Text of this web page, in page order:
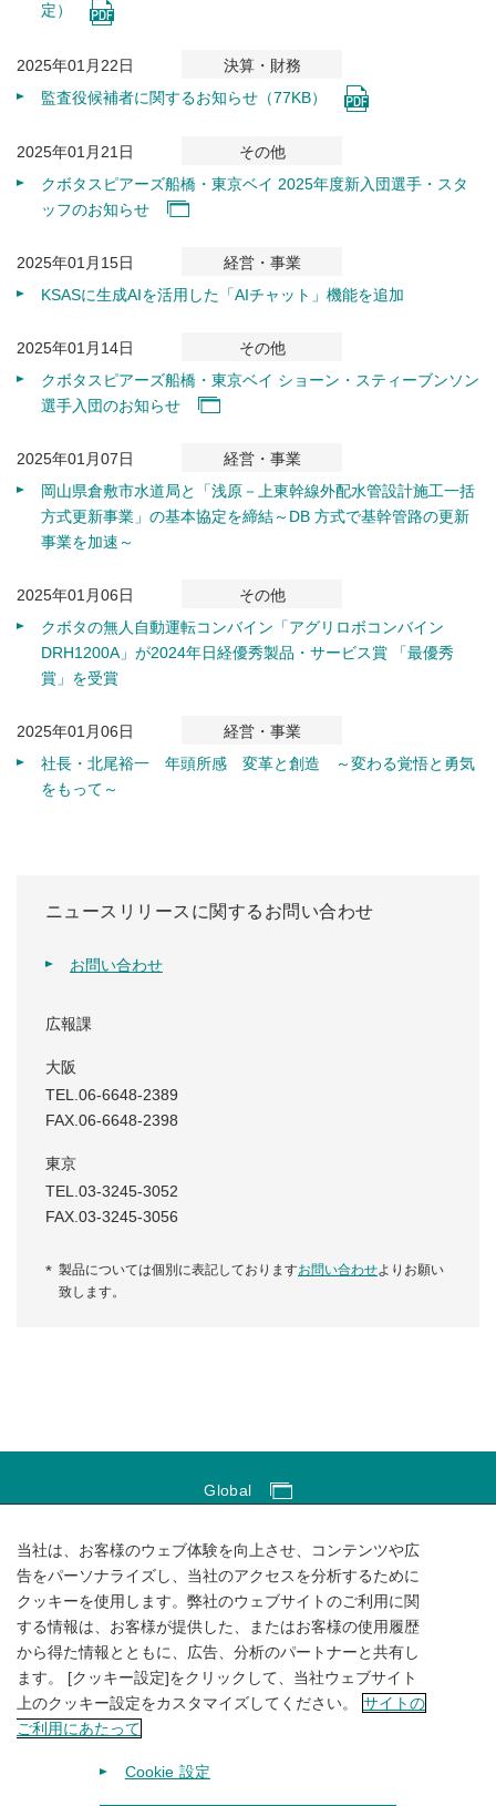
定）
2025年01月22日
決算・財務
監査役候補者に関するお知らせ（77KB）
2025年01月21日
その他
クボタスピアーズ船橋・東京ベイ 2025年度新入団選手・スタ
ッフのお知らせ
2025年01月15日
経営・事業
KSASに⽣成AIを活⽤した「AIチャット」機能を追加
2025年01月14日
その他
クボタスピアーズ船橋・東京ベイ ショーン・スティーブンソン
選手入団のお知らせ
2025年01月07日
経営・事業
岡山県倉敷市水道局と「浅原－上東幹線外配水管設計施工一括
方式更新事業」の基本協定を締結～DB 方式で基幹管路の更新
事業を加速～
2025年01月06日
その他
クボタの無人自動運転コンバイン「アグリロボコンバイン
DRH1200A」が2024年日経優秀製品・サービス賞 「最優秀
賞」を受賞
2025年01月06日
経営・事業
社長・北尾裕一 年頭所感 変革と創造 ～変わる覚悟と勇気
をもって～
ニュースリリースに関するお問い合わせ
お問い合わせ
広報課
大阪
TEL.06-6648-2389
FAX.06-6648-2398
東京
TEL.03-3245-3052
FAX.03-3245-3056
製品については個別に表記しておりますお問い合わせよりお願い
致します。
Global
サイトのご利用にあたって
ソーシャルメディアポリシー
個人情報保護方針
サイトマップ
当社は、お客様のウェブ体験を向上させ、コンテンツや広
告をパーソナライズし、当社のアクセスを分析するために
クッキーを使用します。弊社のウェブサイトのご利用に関
する情報は、お客様が提供した、またはお客様の使用履歴
から得た情報とともに、広告、分析のパートナーと共有し
ます。 [クッキー設定]をクリックして、当社ウェブサイト
上のクッキー設定をカスタマイズしてください。
サイトの
ご利用にあたって
Cookie 設定